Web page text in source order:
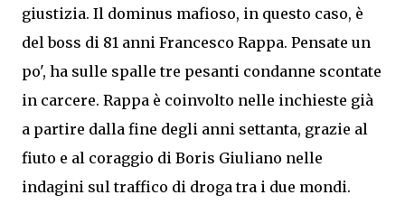
giustizia. Il dominus mafioso, in questo caso, è
del boss di 81 anni Francesco Rappa. Pensate un
po', ha sulle spalle tre pesanti condanne scontate
in carcere. Rappa è coinvolto nelle inchieste già
a partire dalla fine degli anni settanta, grazie al
fiuto e al coraggio di Boris Giuliano nelle
indagini sul traffico di droga tra i due mondi.